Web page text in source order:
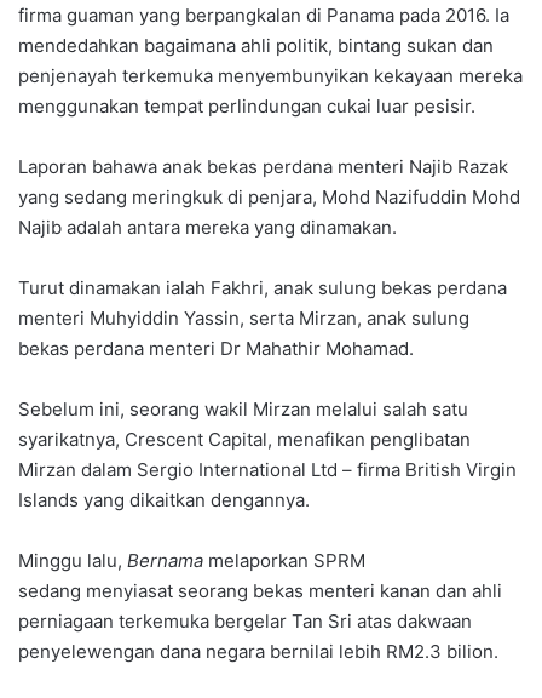
firma guaman yang berpangkalan di Panama pada 2016. Ia
mendedahkan bagaimana ahli politik, bintang sukan dan
penjenayah terkemuka menyembunyikan kekayaan mereka
menggunakan tempat perlindungan cukai luar pesisir.
Laporan bahawa anak bekas perdana menteri Najib Razak
yang sedang meringkuk di penjara, Mohd Nazifuddin Mohd
Najib adalah antara mereka yang dinamakan.
Turut dinamakan ialah Fakhri, anak sulung bekas perdana
menteri Muhyiddin Yassin, serta Mirzan, anak sulung
bekas perdana menteri Dr Mahathir Mohamad.
Sebelum ini, seorang wakil Mirzan melalui salah satu
syarikatnya, Crescent Capital, menafikan penglibatan
Mirzan dalam Sergio International Ltd – firma British Virgin
Islands yang dikaitkan dengannya.
Minggu lalu, Bernama melaporkan SPRM
sedang menyiasat seorang bekas menteri kanan dan ahli
perniagaan terkemuka bergelar Tan Sri atas dakwaan
penyelewengan dana negara bernilai lebih RM2.3 bilion.